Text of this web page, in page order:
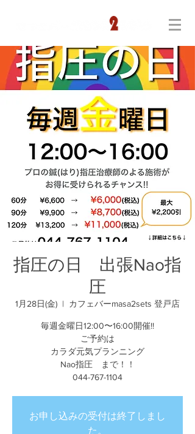
指圧の日 出張Nao指
圧
1月28日(金)
  |
カフェバーmasa2sets 登戸店
毎週金曜日12:00〜16:00開催!!
ご予約は
カラダ元気プランニング
Nao指圧 まで！！
044-767-1104
お申し込みの受付は終了しまし
た。